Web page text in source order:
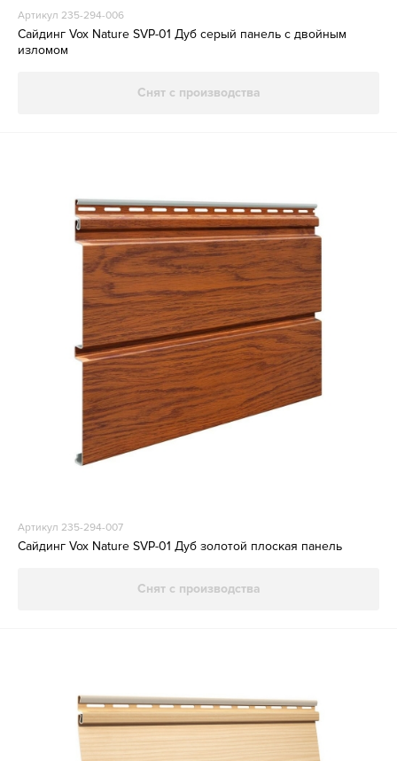
Артикул 235-294-006
Сайдинг Vox Nature SVP-01 Дуб серый панель с двойным
изломом
Снят с производства
Артикул 235-294-007
Сайдинг Vox Nature SVP-01 Дуб золотой плоская панель
Снят с производства